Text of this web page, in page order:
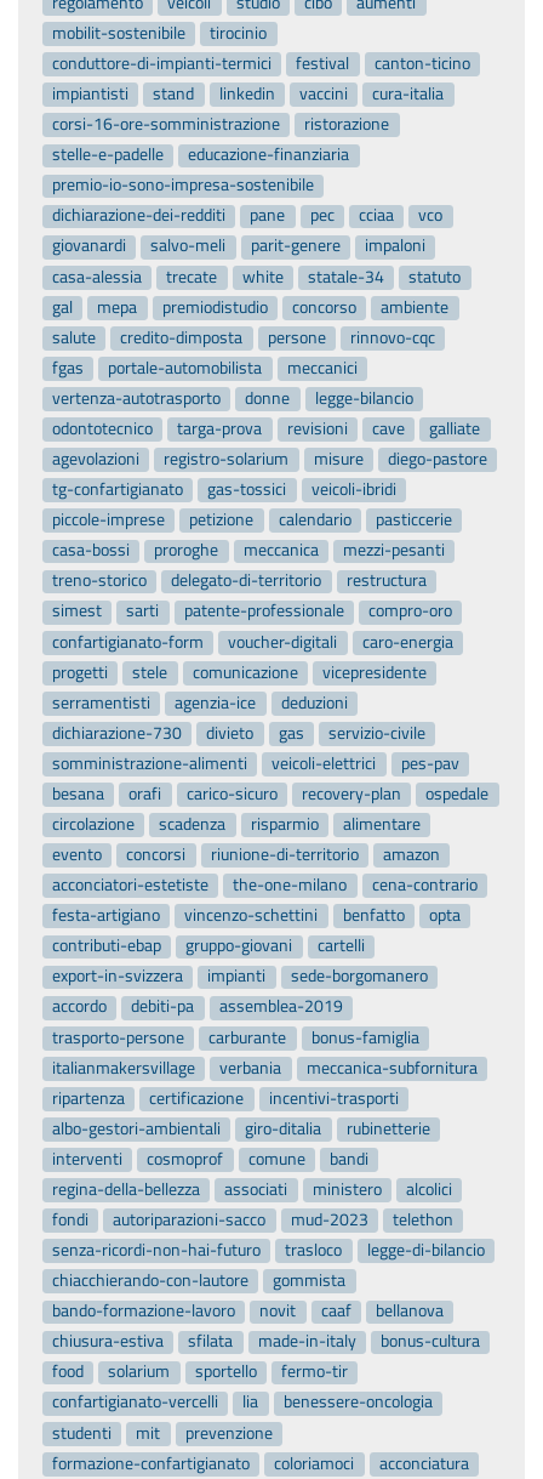
mobilit-sostenibile
tirocinio
conduttore-di-impianti-termici
festival
canton-ticino
impiantisti
stand linkedin vaccini
cura-italia
corsi-16-ore-somministrazione
ristorazione
stelle-e-padelle
educazione-finanziaria
premio-io-sono-impresa-sostenibile
dichiarazione-dei-redditi
pane pec cciaa
vco
giovanardi
salvo-meli parit-genere
impaloni
casa-alessia
trecate white statale-34
statuto
gal
mepa premiodistudio concorso
ambiente
salute
credito-dimposta persone
rinnovo-cqc
fgas
portale-automobilista
meccanici
vertenza-autotrasporto
donne
legge-bilancio
odontotecnico
targa-prova revisioni cave
galliate
agevolazioni
registro-solarium misure
diego-pastore
tg-confartigianato
gas-tossici
veicoli-ibridi
piccole-imprese
petizione calendario
pasticcerie
casa-bossi
proroghe meccanica
mezzi-pesanti
treno-storico
delegato-di-territorio
restructura
simest
sarti patente-professionale
compro-oro
confartigianato-form
voucher-digitali
caro-energia
progetti
stele comunicazione
vicepresidente
serramentisti
agenzia-ice
deduzioni
dichiarazione-730
divieto gas
servizio-civile
somministrazione-alimenti
veicoli-elettrici
pes-pav
besana
orafi carico-sicuro recovery-plan
ospedale
circolazione
scadenza risparmio
alimentare
evento
concorsi riunione-di-territorio
amazon
acconciatori-estetiste
the-one-milano
cena-contrario
festa-artigiano
vincenzo-schettini benfatto
opta
contributi-ebap
gruppo-giovani
cartelli
export-in-svizzera
impianti
sede-borgomanero
accordo
debiti-pa
assemblea-2019
trasporto-persone
carburante
bonus-famiglia
italianmakersvillage
verbania
meccanica-subfornitura
ripartenza
certificazione
incentivi-trasporti
albo-gestori-ambientali
giro-ditalia
rubinetterie
interventi
cosmoprof comune
bandi
regina-della-bellezza
associati ministero
alcolici
fondi
autoriparazioni-sacco mud-2023
telethon
senza-ricordi-non-hai-futuro
trasloco
legge-di-bilancio
chiacchierando-con-lautore
gommista
bando-formazione-lavoro
novit caaf
bellanova
chiusura-estiva
sfilata made-in-italy
bonus-cultura
food
solarium sportello
fermo-tir
confartigianato-vercelli
lia
benessere-oncologia
studenti
mit
prevenzione
formazione-confartigianato
coloriamoci
acconciatura